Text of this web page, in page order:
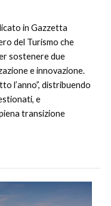
in Gazzetta
del Turismo che
sostenere due
e innovazione.
l’anno”, distribuendo
e
transizione